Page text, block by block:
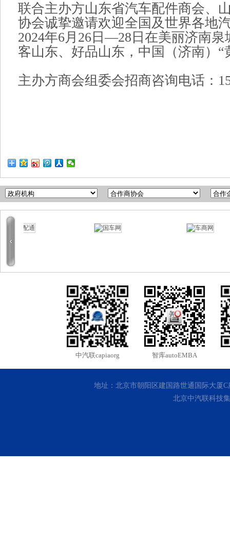
联合主办方山东省汽车配件商会、
协会诚挚邀请欢迎全国及世界各地
2024年6月26日—28日在美丽济南
客山东、好品山东，中国（济南）“
主办方商会组委会招商咨询电话：
中汽联capiaorg 智库autoEMBA
地址：北京市朝阳区建国路世通国际大厦C
北京中汽联科技